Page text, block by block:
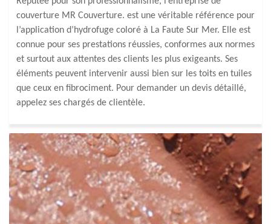
couverture MR Couverture. est une véritable référence pour
l’application d’hydrofuge coloré à La Faute Sur Mer. Elle est
connue pour ses prestations réussies, conformes aux normes
et surtout aux attentes des clients les plus exigeants. Ses
éléments peuvent intervenir aussi bien sur les toits en tuiles
que ceux en fibrociment. Pour demander un devis détaillé,
appelez ses chargés de clientèle.